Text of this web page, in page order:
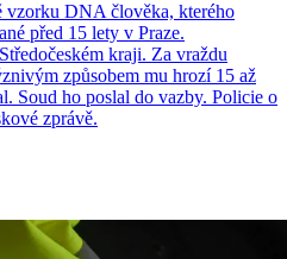
vzorku DNA člověka, kterého
před 15 lety v Praze.
kraji. Za vraždu
způsobem mu hrozí 15 až
Soud ho poslal do vazby. Policie o
zprávě.